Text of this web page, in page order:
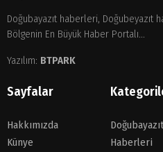
Doğubayazıt haberleri, Doğubeyazıt
Bölgenin En Büyük Haber Portalı...
Yazılım: BTPARK
Sayfalar
Hakkımızda
Künye
Haberleri